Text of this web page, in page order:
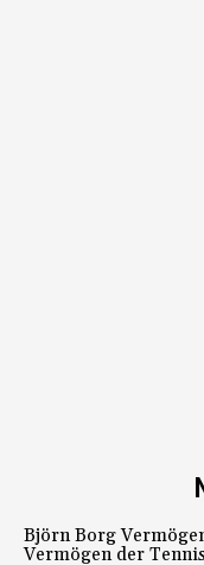
Björn Borg
Vermögen der